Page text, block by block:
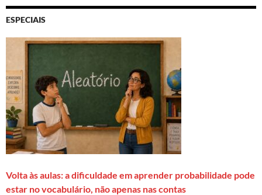
ESPECIAIS
Volta às aulas: a dificuldade em aprender probabilidade pode
estar no vocabulário, não apenas nas contas